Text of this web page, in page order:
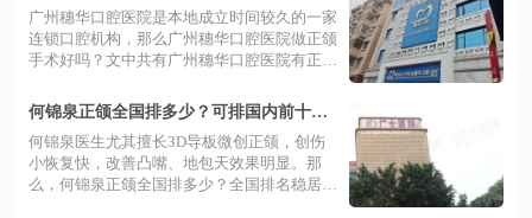
初等医生技术成熟，费用4.3万起
广州穗华口腔医院是本地成立时间较久的一家
连锁口腔机构，那么广州穗华口腔医院做正颌
手术好吗？文中共有广州穗华口腔医院有正
何锦泉正颌全国排多少？可排国内前十！
真实案例显示其正颌有效优势大
何锦泉医生尤其擅长3D导板微创正颌，创伤
小恢复快，改善凸嘴、地包天效果明显。那
么，何锦泉正颌全国排多少？全国排名稳居前